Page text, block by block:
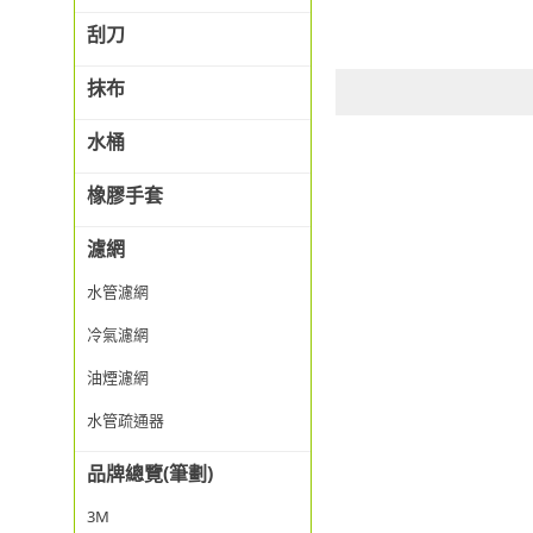
刮刀
抹布
水桶
橡膠手套
濾網
水管濾網
冷氣濾網
油煙濾網
水管疏通器
品牌總覽(筆劃)
3M